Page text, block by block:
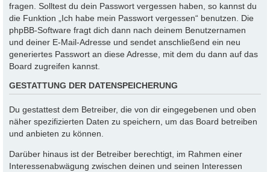
fragen. Solltest du dein Passwort vergessen haben, so kannst du
die Funktion „Ich habe mein Passwort vergessen“ benutzen. Die
phpBB-Software fragt dich dann nach deinem Benutzernamen
und deiner E-Mail-Adresse und sendet anschließend ein neu
generiertes Passwort an diese Adresse, mit dem du dann auf das
Board zugreifen kannst.
GESTATTUNG DER DATENSPEICHERUNG
Du gestattest dem Betreiber, die von dir eingegebenen und oben
näher spezifizierten Daten zu speichern, um das Board betreiben
und anbieten zu können.
Darüber hinaus ist der Betreiber berechtigt, im Rahmen einer
Interessenabwägung zwischen deinen und seinen Interessen